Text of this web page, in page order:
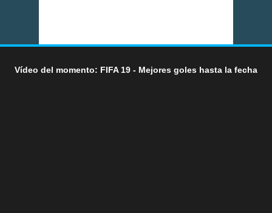
Vídeo del momento: FIFA 19 - Mejores goles hasta la fecha